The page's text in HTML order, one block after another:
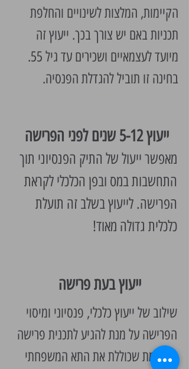
הקיימות, המלצות לשינויים והחלפת
תכניות באם יש צורך בכך. ייעוץ זה
מיועד לעצמאיים ושכירים עד גיל 55.
בחינה זו תוביל להגדלת הפנסיה.
ייעוץ 5-12 שנים לפני הפרישה
מאפשר ייעול של התיק הפנסיוני תוך
התחשבות במס ובפן הכלכלי לקראת
הפרישה. לייעוץ בשלב זה תועלת
כלכלית גדולה מאוד!
ייעוץ בעת פרישה
שילוב של ייעוץ כלכלי, פנסיוני ומיסוי
הפרישה על מנת להגיע לתכנית פרישה
מושלמת שכוללת את התא המשפחתי